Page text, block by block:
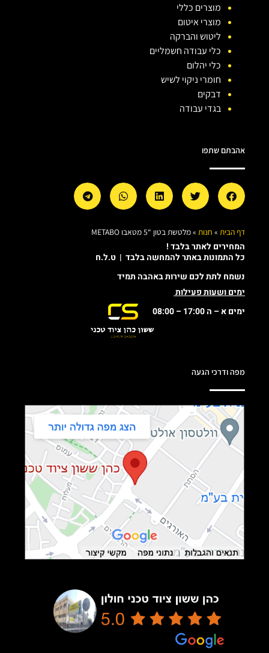
מוצרים כללי
מוצרי איטום
ליטוש והברקה
כלי עבודה חשמליים
כלי יהלום
חומרי ניקוי לשיש
דבקים
בגדי עבודה
אהבתם שתפו
דף הבית » חנות »מלטשת בטון “5 מטאבו METABO
המחירים לאתר בלבד !
כל התמונות באתר להמחשה בלבד | ט.ל.ח
נשמח לתת לכם שירות באהבה תמיד
ימים ושעות פעילות
ימים א – ה 17:00 – 08:00
מפה ודרכי הגעה